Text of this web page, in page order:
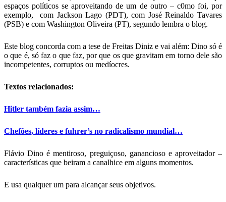
espaços políticos se aproveitando de um de outro – c0mo foi, por
exemplo, com Jackson Lago (PDT), com José Reinaldo Tavares
(PSB) e com Washington Oliveira (PT), segundo lembra o blog.
Este blog concorda com a tese de Freitas Diniz e vai além: Dino só é
o que é, só faz o que faz, por que os que gravitam em torno dele são
incompetentes, corruptos ou medíocres.
Textos relacionados:
Hitler também fazia assim…
Chefões, líderes e fuhrer’s no radicalismo mundial…
Flávio Dino é mentiroso, preguiçoso, ganancioso e aproveitador –
características que beiram a canalhice em alguns momentos.
E usa qualquer um para alcançar seus objetivos.